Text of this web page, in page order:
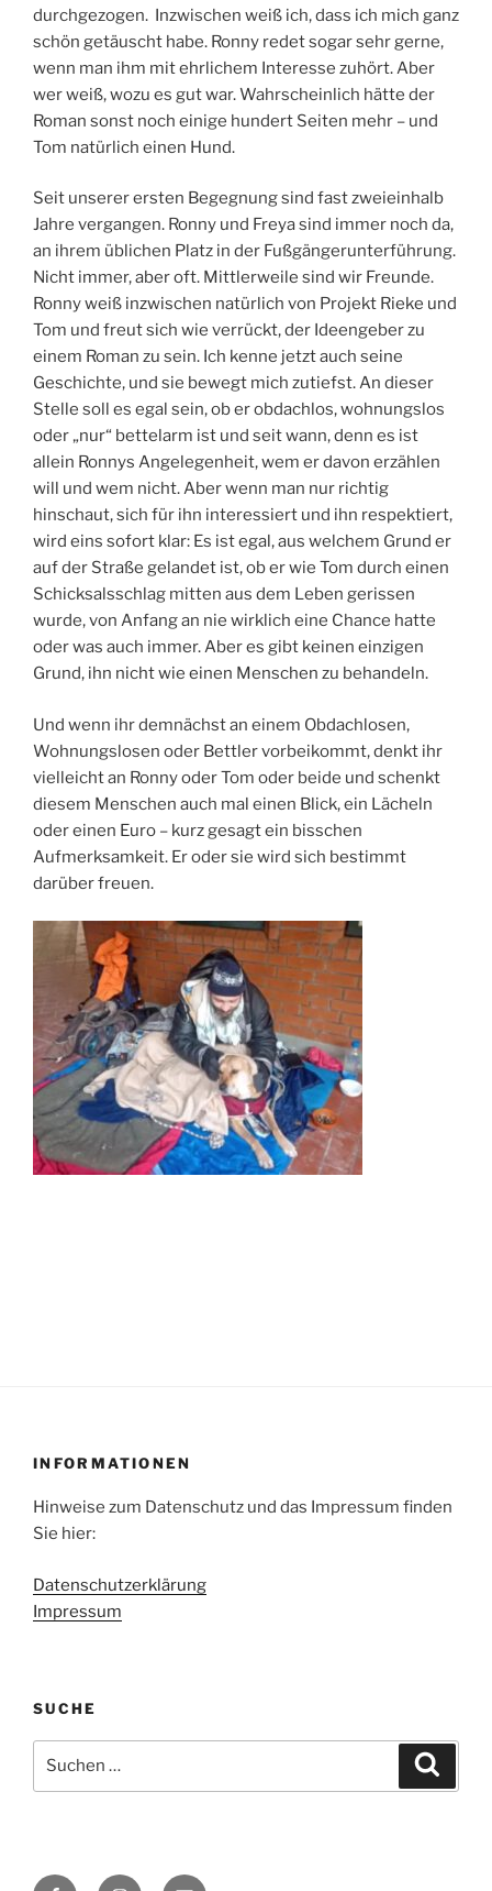
durchgezogen. Inzwischen weiß ich, dass ich mich ganz
schön getäuscht habe. Ronny redet sogar sehr gerne,
wenn man ihm mit ehrlichem Interesse zuhört. Aber
wer weiß, wozu es gut war. Wahrscheinlich hätte der
Roman sonst noch einige hundert Seiten mehr – und
Tom natürlich einen Hund.
Seit unserer ersten Begegnung sind fast zweieinhalb
Jahre vergangen. Ronny und Freya sind immer noch da,
an ihrem üblichen Platz in der Fußgängerunterführung.
Nicht immer, aber oft. Mittlerweile sind wir Freunde.
Ronny weiß inzwischen natürlich von Projekt Rieke und
Tom und freut sich wie verrückt, der Ideengeber zu
einem Roman zu sein. Ich kenne jetzt auch seine
Geschichte, und sie bewegt mich zutiefst. An dieser
Stelle soll es egal sein, ob er obdachlos, wohnungslos
oder „nur“ bettelarm ist und seit wann, denn es ist
allein Ronnys Angelegenheit, wem er davon erzählen
will und wem nicht. Aber wenn man nur richtig
hinschaut, sich für ihn interessiert und ihn respektiert,
wird eins sofort klar: Es ist egal, aus welchem Grund er
auf der Straße gelandet ist, ob er wie Tom durch einen
Schicksalsschlag mitten aus dem Leben gerissen
wurde, von Anfang an nie wirklich eine Chance hatte
oder was auch immer. Aber es gibt keinen einzigen
Grund, ihn nicht wie einen Menschen zu behandeln.
Und wenn ihr demnächst an einem Obdachlosen,
Wohnungslosen oder Bettler vorbeikommt, denkt ihr
vielleicht an Ronny oder Tom oder beide und schenkt
diesem Menschen auch mal einen Blick, ein Lächeln
oder einen Euro – kurz gesagt ein bisschen
Aufmerksamkeit. Er oder sie wird sich bestimmt
darüber freuen.
INFORMATIONEN
Hinweise zum Datenschutz und das Impressum finden
Sie hier:
Datenschutzerklärung
Impressum
SUCHE
nach: